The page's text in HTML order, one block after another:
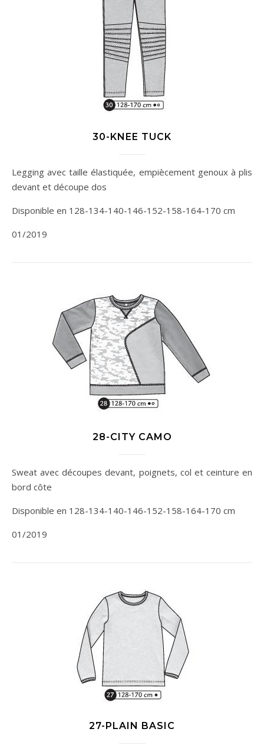
30-KNEE TUCK
Legging avec taille élastiquée, empiècement genoux à plis
devant et découpe dos
Disponible en 128-134-140-146-152-158-164-170 cm
01/2019
28-CITY CAMO
Sweat avec découpes devant, poignets, col et ceinture en
bord côte
Disponible en 128-134-140-146-152-158-164-170 cm
01/2019
27-PLAIN BASIC